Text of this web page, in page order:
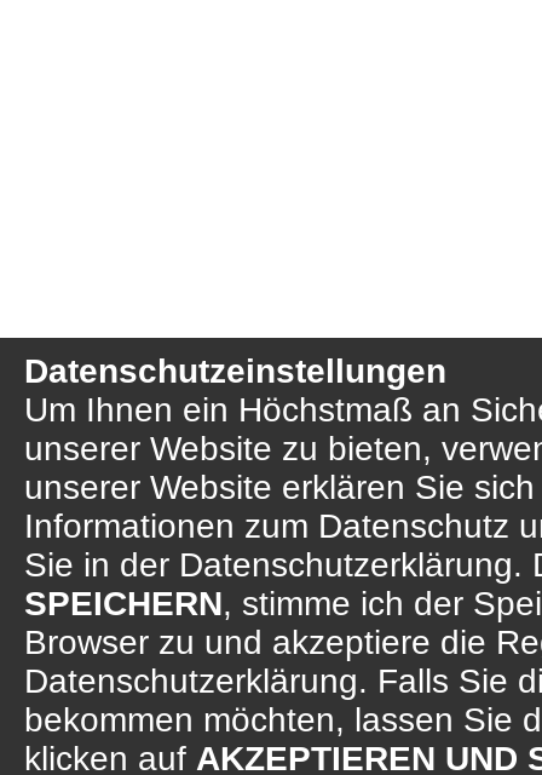
Datenschutzeinstellungen
Um Ihnen ein Höchstmaß an
unserer Website zu bieten,
unserer Website erklären Sie
Informationen zum Datenschutz
Sie in der Datenschutzerklärung.
SPEICHERN, stimme ich der
Browser zu und akzeptiere die
Datenschutzerklärung. Falls Sie
bekommen möchten, lassen Sie
klicken auf AKZEPTIEREN UND